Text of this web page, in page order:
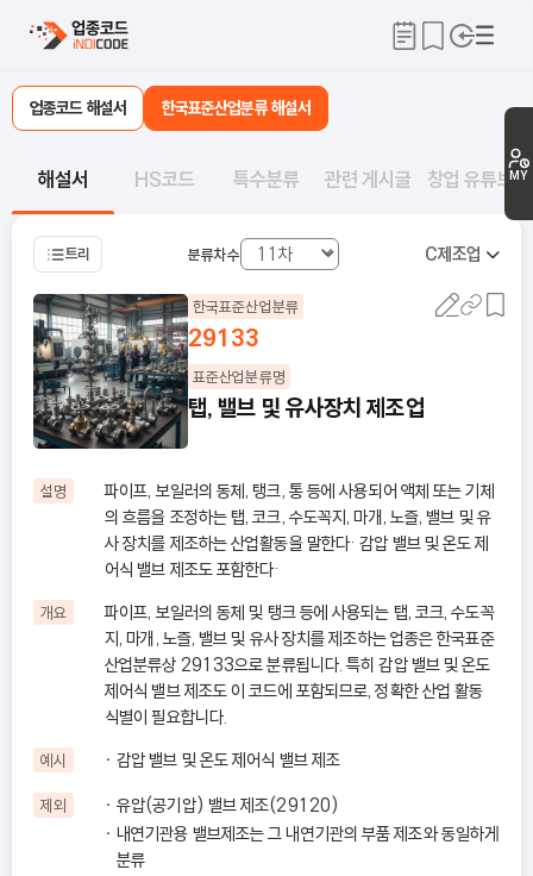
MY
업종코드 해설서 한국표준산업분류 해설서
해설서 HS코드 특수분류 관련 게시글 창업 유튜브
트리 분류차수 C제조업
한국표준산업분류
29133
표준산업분류명
탭, 밸브 및 유사장치 제조업
설명
파이프, 보일러의 동체, 탱크, 통 등에 사용되어 액체 또는 기체
의 흐름을 조정하는 탭, 코크, 수도꼭지, 마개, 노즐, 밸브 및 유
사 장치를 제조하는 산업활동을 말한다· 감압 밸브 및 온도 제
어식 밸브 제조도 포함한다·
개요
파이프, 보일러의 동체 및 탱크 등에 사용되는 탭, 코크, 수도꼭
지, 마개, 노즐, 밸브 및 유사 장치를 제조하는 업종은 한국표준
산업분류상 29133으로 분류됩니다. 특히 감압 밸브 및 온도
제어식 밸브 제조도 이 코드에 포함되므로, 정확한 산업 활동
식별이 필요합니다.
예시 감압 밸브 및 온도 제어식 밸브 제조
제외
유압(공기압) 밸브 제조(29120)
내연기관용 밸브제조는 그 내연기관의 부품 제조와 동일하게
분류